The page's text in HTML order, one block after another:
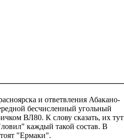
и ответвления Абакано-
бесчисленный угольный
ВЛ80. К слову сказать, их тут
каждый такой состав. В
"Ермаки".